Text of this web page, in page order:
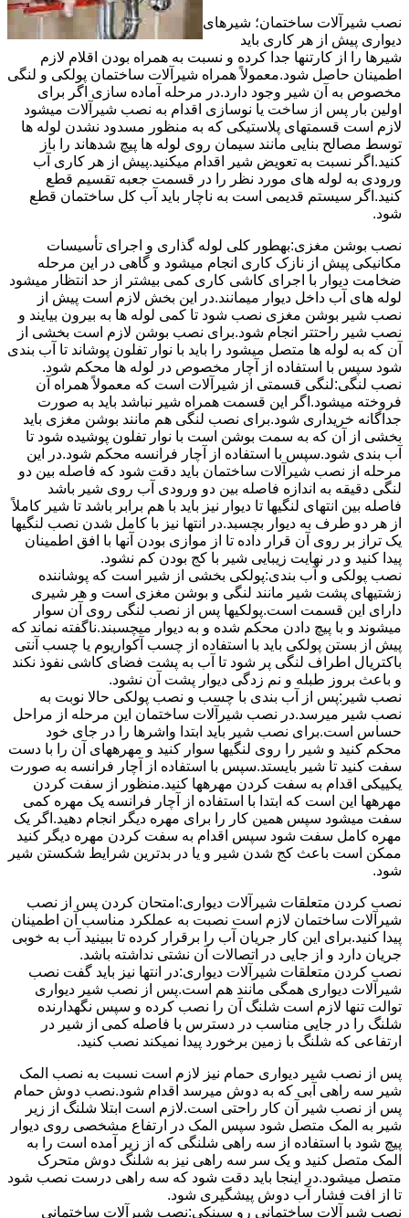
نصب شیرآلات ساختمان؛ شیرهای
دیواری پیش از هر کاری باید
شیرها را از کارتنها جدا کرده و نسبت به همراه بودن اقلام لازم
اطمینان حاصل شود.معمولاً همراه شیرآلات ساختمان پولکی و لنگی
مخصوص به آن شیر وجود دارد.در مرحله آماده سازی اگر برای
اولین بار پس از ساخت یا نوسازی اقدام به نصب شیرآلات میشود
لازم است قسمتهای پلاستیکی که به منظور مسدود نشدن لوله ها
توسط مصالح بنایی مانند سیمان روی لوله ها پیچ شدهاند را باز
کنید.اگر نسبت به تعویض شیر اقدام میکنید.پیش از هر کاری آب
ورودی به لوله های مورد نظر را در قسمت جعبه تقسیم قطع
کنید.اگر سیستم قدیمی است به ناچار باید آب کل ساختمان قطع
شود.
نصب بوشن مغزی:بهطور کلی لوله گذاری و اجرای تأسیسات
مکانیکی پیش از نازک کاری انجام میشود و گاهی در این مرحله
ضخامت دیوار با اجرای کاشی کاری کمی بیشتر از حد انتظار میشود
لوله های آب داخل دیوار میمانند.در این بخش لازم است پیش از
نصب شیر بوشن مغزی نصب شود تا کمی لوله ها به بیرون بیایند و
نصب شیر راحتتر انجام شود.برای نصب بوشن لازم است بخشی از
آن که به لوله ها متصل میشود را باید با نوار تفلون پوشاند تا آب بندی
شود سپس با استفاده از آچار مخصوص در لوله ها محکم شود.
نصب لنگی:لنگی قسمتی از شیرآلات است که معمولاً همراه آن
فروخته میشود.اگر این قسمت همراه شیر نباشد باید به صورت
جداگانه خریداری شود.برای نصب لنگی هم مانند بوشن مغزی باید
بخشی از آن که به سمت بوشن است با نوار تفلون پوشیده شود تا
آب بندی شود.سپس با استفاده از آچار فرانسه محکم شود.در این
مرحله از نصب شیرآلات ساختمان باید دقت شود که فاصله بین دو
لنگی دقیقه به اندازه فاصله بین دو ورودی آب روی شیر باشد
فاصله بین انتهای لنگیها تا دیوار نیز باید با هم برابر باشد تا شیر کاملاً
از هر دو طرف به دیوار بچسبد.در انتها نیز با کامل شدن نصب لنگیها
یک تراز بر روی آن قرار داده تا از موازی بودن آنها با افق اطمینان
پیدا کنید و در نهایت زیبایی شیر با کج بودن کم نشود.
نصب پولکی و آب بندی:پولکی بخشی از شیر است که پوشاننده
زشتیهای پشت شیر مانند لنگی و بوشن مغزی است و هر شیری
دارای این قسمت است.پولکیها پس از نصب لنگی روی آن سوار
میشوند و با پیچ دادن محکم شده و به دیوار میچسبند.ناگفته نماند که
پیش از بستن پولکی باید با استفاده از چسب آکواریوم یا چسب آنتی
باکتریال اطراف لنگی پر شود تا آب به پشت فضای کاشی نفوذ نکند
و باعث بروز طبله و نم زدگی دیوار پشت آن نشود.
نصب شیر:پس از آب بندی با چسب و نصب پولکی حالا نوبت به
نصب شیر میرسد.در نصب شیرآلات ساختمان این مرحله از مراحل
حساس است.برای نصب شیر باید ابتدا واشرها را در جای خود
محکم کنید و شیر را روی لنگیها سوار کنید و مهرههای آن را با دست
سفت کنید تا شیر بایستد.سپس با استفاده از آچار فرانسه به صورت
یکییکی اقدام به سفت کردن مهرهها کنید.منظور از سفت کردن
مهرهها این است که ابتدا با استفاده از آچار فرانسه یک مهره کمی
سفت میشود سپس همین کار را برای مهره دیگر انجام دهید.اگر یک
مهره کامل سفت شود سپس اقدام به سفت کردن مهره دیگر کنید
ممکن است باعث کج شدن شیر و یا در بدترین شرایط شکستن شیر
شود.
نصب کردن متعلقات شیرآلات دیواری:امتحان کردن پس از نصب
شیرآلات ساختمان لازم است نصبت به عملکرد مناسب آن اطمینان
پیدا کنید.برای این کار جریان آب را برقرار کرده تا ببینید آب به خوبی
جریان دارد و از جایی در اتصالات آن نشتی نداشته باشد.
نصب کردن متعلقات شیرآلات دیواری:در انتها نیز باید گفت نصب
شیرآلات دیواری همگی مانند هم است.پس از نصب شیر دیواری
توالت تنها لازم است شلنگ آن را نصب کرده و سپس نگهدارنده
شلنگ را در جایی مناسب در دسترس با فاصله کمی از شیر در
ارتفاعی که شلنگ با زمین برخورد پیدا نمیکند نصب کنید.
پس از نصب شیر دیواری حمام نیز لازم است نسبت به نصب المک
شیر سه راهی آبی که به دوش میرسد اقدام شود.نصب دوش حمام
پس از نصب شیر آن کار راحتی است.لازم است ابتلا شلنگ از زیر
شیر به المک متصل شود سپس المک در ارتفاع مشخصی روی دیوار
پیچ شود با استفاده از سه راهی شلنگی که از زیر آمده است را به
المک متصل کنید و یک سر سه راهی نیز به شلنگ دوش متحرک
متصل میشود.در اینجا باید دقت شود که سه راهی درست نصب شود
تا از افت فشار آب دوش پیشگیری شود.
نصب شیرآلات ساختمانی رو سینکی:نصب شیرآلات ساختمانی